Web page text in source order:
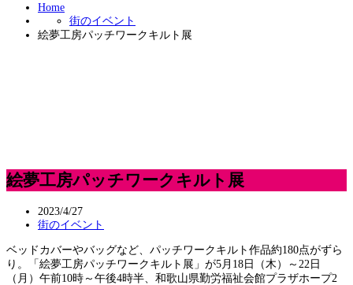
Home
街のイベント
絵夢工房パッチワークキルト展
絵夢工房パッチワークキルト展
2023/4/27
街のイベント
ベッドカバーやバッグなど、パッチワークキルト作品約180点がずら
り。「絵夢工房パッチワークキルト展」が5月18日（木）～22日
（月）午前10時～午後4時半、和歌山県勤労福祉会館プラザホープ2